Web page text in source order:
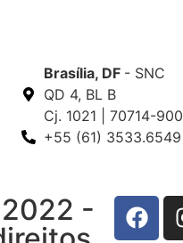
Brasília, DF - SNC
QD 4, BL B
Cj. 1021 | 70714-900
+55 (61) 3533.6549
-